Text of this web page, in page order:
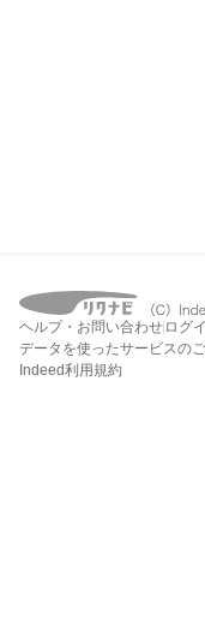
ヘルプ・お問い合わせ ログ
データを使ったサービスの
Indeed利用規約